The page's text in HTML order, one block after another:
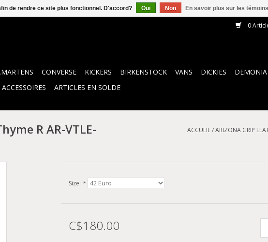
0
CONVERSE KICKERS BIRKENSTOCK VANS DICKIES DEMONIA
ACCESSOIRES
ARTICLES EN SOLDE
R AR-VTLE- ACCUEIL/ARIZONA GRIP
Size: *
C$180.00
de rendre ce site plus fonctionnel. D'accord? Oui Non En savoir plus sur les